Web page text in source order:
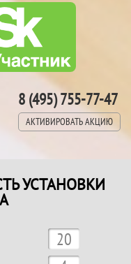
8 (495) 755-77-47
АКТИВИРОВАТЬ АКЦИЮ
УСТАНОВКИ